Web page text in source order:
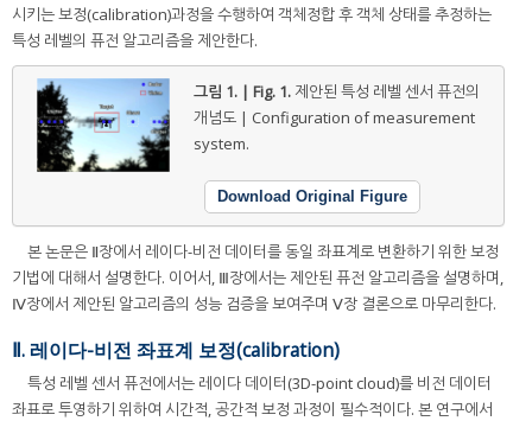
시키는 보정(calibration)과정을 수행하여 객체정합 후 객체 상태를 추정하는
특성 레벨의 퓨전 알고리즘을 제안한다.
그림 1. | Fig. 1. 제안된 특성 레벨 센서 퓨전의
개념도 | Configuration of measurement
system.
Download Original Figure
본 논문은 Ⅱ장에서 레이다-비전 데이터를 동일 좌표계로 변환하기 위한 보정
기법에 대해서 설명한다. 이어서, Ⅲ장에서는 제안된 퓨전 알고리즘을 설명하며,
Ⅳ장에서 제안된 알고리즘의 성능 검증을 보여주며 Ⅴ장 결론으로 마무리한다.
Ⅱ. 레이다-비전 좌표계 보정(calibration)
특성 레벨 센서 퓨전에서는 레이다 데이터(3D-point cloud)를 비전 데이터
좌표로 투영하기 위하여 시간적, 공간적 보정 과정이 필수적이다. 본 연구에서